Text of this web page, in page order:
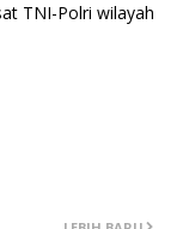
TNI-Polri wilayah